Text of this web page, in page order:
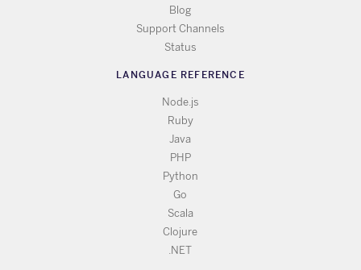
Blog
Support Channels
Status
LANGUAGE REFERENCE
Node.js
Ruby
Java
PHP
Python
Go
Scala
Clojure
.NET